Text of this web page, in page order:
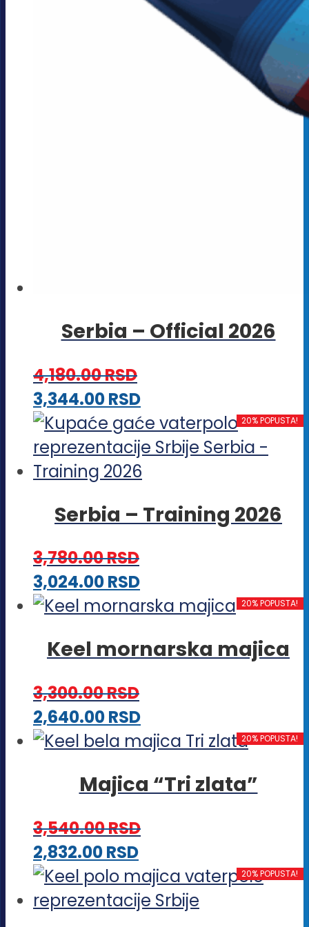
Serbia – Official 2026
4,180.00RSD
3,344.00RSDOvaj
proizvod
ima
više
Opcije
na
stranici
proizvoda.
20% POPUSTA!
Serbia – Training 2026
3,780.00RSD
3,024.00RSDOvaj
proizvod
više
mogu
biti
izabrane
na
stranici
20% POPUSTA!
Keel mornarska majica
3,300.00RSD
2,640.00RSDOvaj
proizvod
više
Opcije
biti
izabrane
20% POPUSTA!
Majica “Tri zlata”
3,540.00RSD
2,832.00RSDOvaj
proizvod
ima
20% POPUSTA!